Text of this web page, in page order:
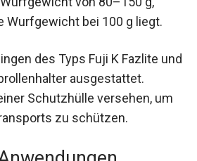
bei 100 g liegt.
ausgestattet.
Schutzhülle versehen,
Transports zu schützen.